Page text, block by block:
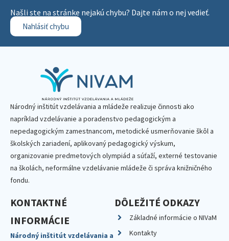
Našli ste na stránke nejakú chybu? Dajte nám o nej vedieť.
Nahlásiť chybu
Národný inštitút vzdelávania a mládeže realizuje činnosti ako
napríklad vzdelávanie a poradenstvo pedagogickým a
nepedagogickým zamestnancom, metodické usmerňovanie škôl a
školských zariadení, aplikovaný pedagogický výskum,
organizovanie predmetových olympiád a súťaží, externé testovanie
na školách, neformálne vzdelávanie mládeže či správa knižničného
fondu.
KONTAKTNÉ
INFORMÁCIE
Národný inštitút vzdelávania a
DÔLEŽITÉ ODKAZY
Základné informácie o NIVaM
Kontakty